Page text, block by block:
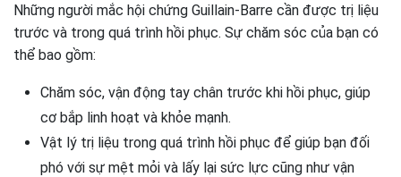
Những người mắc hội chứng Guillain-Barre cần được trị liệu
trước và trong quá trình hồi phục. Sự chăm sóc của bạn có
thể bao gồm:
Chăm sóc, vận động tay chân trước khi hồi phục, giúp
cơ bắp linh hoạt và khỏe mạnh.
Vật lý trị liệu trong quá trình hồi phục để giúp bạn đối
phó với sự mệt mỏi và lấy lại sức lực cũng như vận